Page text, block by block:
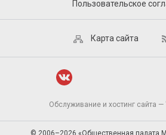
Пользовательское
Карта сайта
Обслуживание и хостинг сайта —
© 2006–2026 «Общественная палата